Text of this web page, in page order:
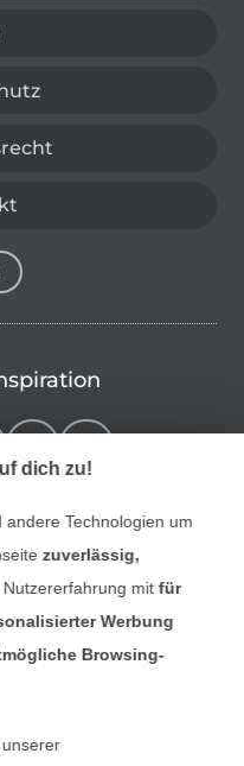
dich zu!
andere Technologien um
zuverlässig,
mitfür
Werbung
Browsing-